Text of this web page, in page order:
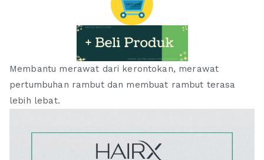
Membantu merawat dari kerontokan, merawat
pertumbuhan rambut dan membuat rambut terasa
lebih lebat.